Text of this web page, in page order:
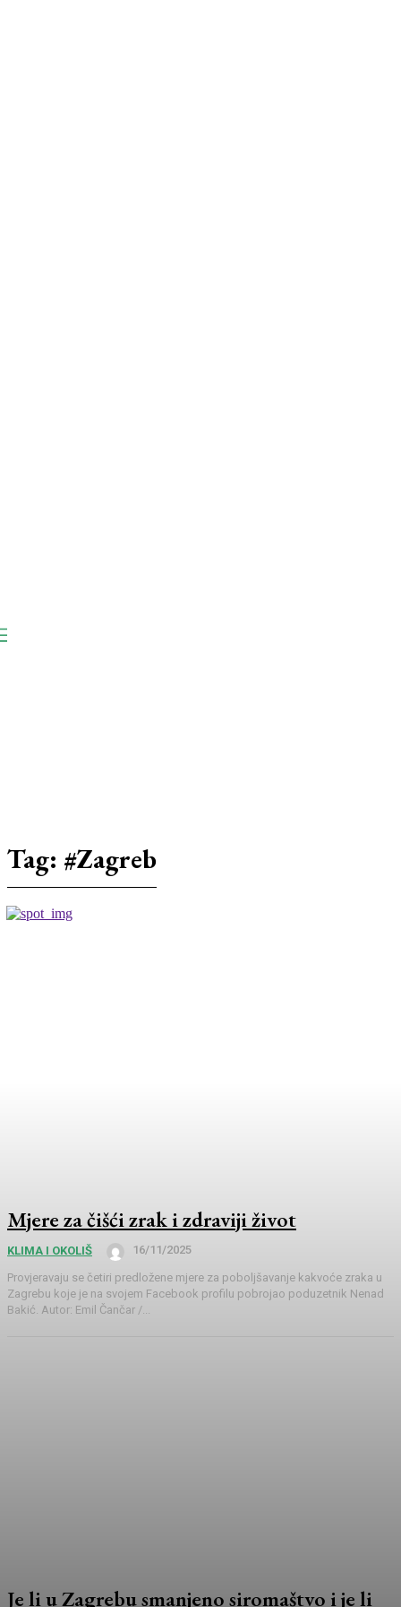
Tag: #Zagreb
Mjere za čišći zrak i zdraviji život
KLIMA I OKOLIŠ 16/11/2025
Provjeravaju se četiri predložene mjere za poboljšavanje kakvoće zraka u
Zagrebu koje je na svojem Facebook profilu pobrojao poduzetnik Nenad
Bakić. Autor: Emil Čančar /...
Je li u Zagrebu smanjeno siromaštvo i je li